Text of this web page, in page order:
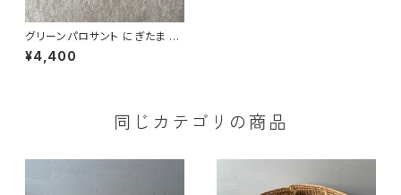
グリーンパロサント にぎたま ノ
ーマル②
¥4,400
同じカテゴリの商品